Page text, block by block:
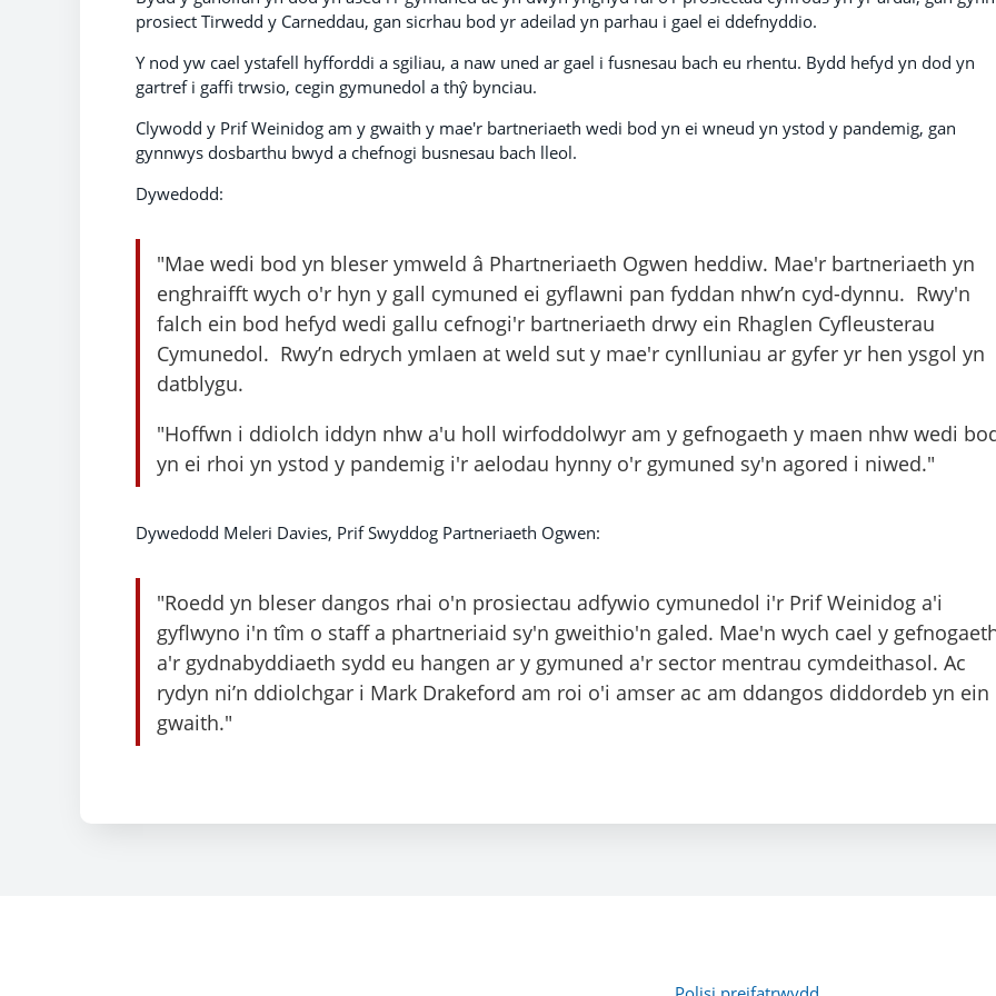
prosiect Tirwedd y Carneddau, gan sicrhau bod yr adeilad yn parhau i gael ei ddefnyddio.
Y nod yw cael ystafell hyfforddi a sgiliau, a naw uned ar gael i fusnesau bach eu rhentu. Bydd hefyd yn dod yn
gartref i gaffi trwsio, cegin gymunedol a thŷ bynciau.
Clywodd y Prif Weinidog am y gwaith y mae'r bartneriaeth wedi bod yn ei wneud yn ystod y pandemig, gan
gynnwys dosbarthu bwyd a chefnogi busnesau bach lleol.
Dywedodd:
"Mae wedi bod yn bleser ymweld â Phartneriaeth Ogwen heddiw. Mae'r bartneriaeth yn
enghraifft wych o'r hyn y gall cymuned ei gyflawni pan fyddan nhw’n cyd-dynnu. Rwy'n
falch ein bod hefyd wedi gallu cefnogi'r bartneriaeth drwy ein Rhaglen Cyfleusterau
Cymunedol. Rwy’n edrych ymlaen at weld sut y mae'r cynlluniau ar gyfer yr hen ysgol yn
datblygu.
"Hoffwn i ddiolch iddyn nhw a'u holl wirfoddolwyr am y gefnogaeth y maen nhw wedi
yn ei rhoi yn ystod y pandemig i'r aelodau hynny o'r gymuned sy'n agored i niwed."
Dywedodd Meleri Davies, Prif Swyddog Partneriaeth Ogwen:
"Roedd yn bleser dangos rhai o'n prosiectau adfywio cymunedol i'r Prif Weinidog a'i
gyflwyno i'n tîm o staff a phartneriaid sy'n gweithio'n galed. Mae'n wych cael y
a'r gydnabyddiaeth sydd eu hangen ar y gymuned a'r sector mentrau cymdeithasol. Ac
rydyn ni’n ddiolchgar i Mark Drakeford am roi o'i amser ac am ddangos diddordeb yn ein
gwaith."